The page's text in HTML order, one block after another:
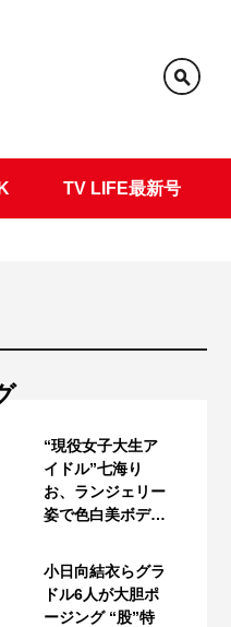
TV LIFE最新号
“現役女子大生ア
イドル”七海り
お、ランジェリー
姿で色白美ボデ…
小日向結衣らグラ
ドル6人が大胆ポ
ージング “股”特